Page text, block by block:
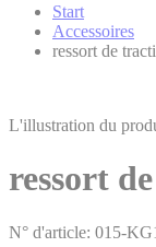
Start
Accessoires
ressort de
L'illustration du
ressort
N° d'article: 015-